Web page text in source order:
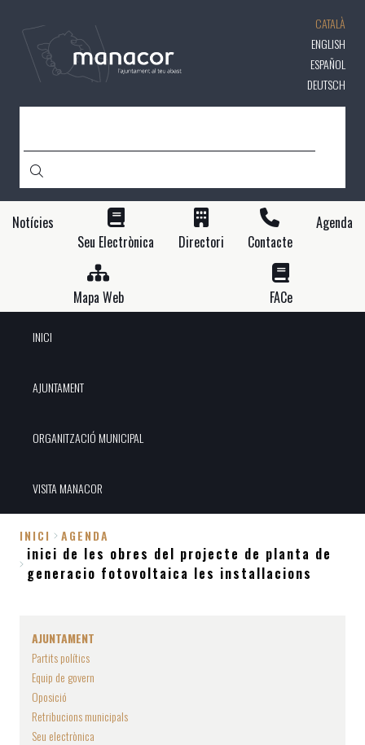
contingut
CATALÀ
ENGLISH
ESPAÑOL
DEUTSCH
Notícies
Seu Electrònica
Directori Contacte
Agenda
Mapa Web FACe
INICI
AJUNTAMENT
ORGANITZACIÓ MUNICIPAL
VISITA MANACOR
Fil
d'Ariadna
INICI AGENDA
inici de les obres del projecte de planta de
generacio fotovoltaica les installacions
AJUNTAMENT
Partits polítics
Equip de govern
Oposició
Retribucions municipals
Seu electrònica